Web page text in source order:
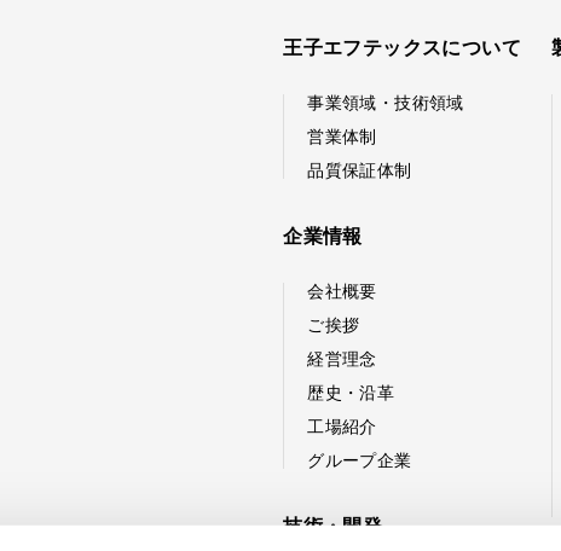
王子エフテックスについて
事業領域・技術領域
営業体制
品質保証体制
企業情報
会社概要
ご挨拶
経営理念
歴史・沿革
工場紹介
グループ企業
技術・開発